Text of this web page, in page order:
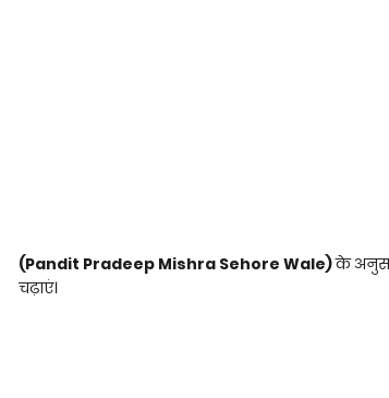
(Pandit Pradeep Mishra Sehore Wale)के
चढ़ाएं।